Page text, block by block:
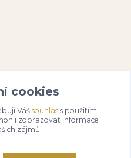
cookies
Váš souhlass použitím
zobrazovat informace
zájmů.